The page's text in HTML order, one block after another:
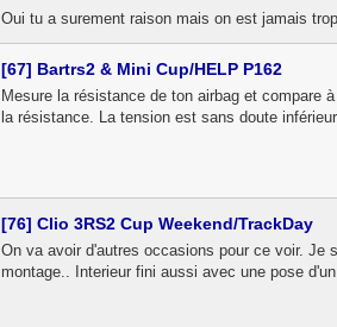
Oui tu a surement raison mais on est jamais
[67] Bartrs2 & Mini Cup/HELP P162
Mesure la résistance de ton airbag et compare
la résistance. La tension est sans doute
[76] Clio 3RS2 Cup Weekend/TrackDay
On va avoir d'autres occasions pour ce voir. Je
montage.. Interieur fini aussi avec une pose